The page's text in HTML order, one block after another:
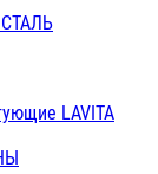
LAVITA